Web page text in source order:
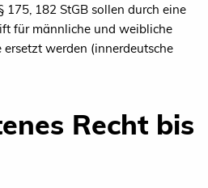
175, 182 StGB sollen durch eine
für männliche und weibliche
ersetzt werden (innerdeutsche
Recht bis